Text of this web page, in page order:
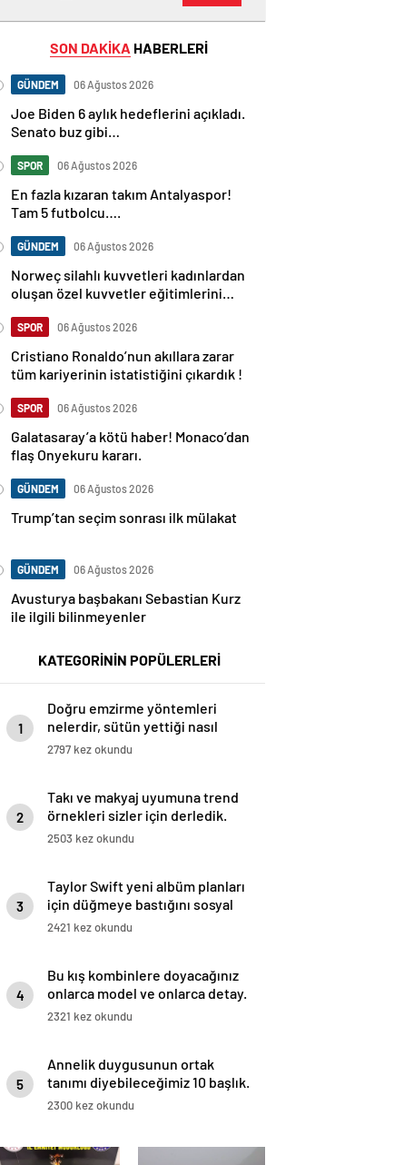
SON DAKİKA HABERLERİ
GÜNDEM 06 Ağustos 2026
Joe Biden 6 aylık hedeflerini açıkladı.
Senato buz gibi…
SPOR 06 Ağustos 2026
En fazla kızaran takım Antalyaspor!
Tam 5 futbolcu….
GÜNDEM 06 Ağustos 2026
Norweç silahlı kuvvetleri kadınlardan
oluşan özel kuvvetler eğitimlerini
SPOR 06 Ağustos 2026
Cristiano Ronaldo’nun akıllara zarar
tüm kariyerinin istatistiğini çıkardık !
SPOR 06 Ağustos 2026
Galatasaray’a kötü haber! Monaco’dan
flaş Onyekuru kararı.
GÜNDEM 06 Ağustos 2026
Trump’tan seçim sonrası ilk mülakat
GÜNDEM 06 Ağustos 2026
Avusturya başbakanı Sebastian Kurz
ile ilgili bilinmeyenler
KATEGORİNİN POPÜLERLERİ
1
Doğru emzirme yöntemleri
nelerdir, sütün yettiği nasıl
anlaşılır?
2797 kez okundu
2
Takı ve makyaj uyumuna trend
örnekleri sizler için derledik.
2503 kez okundu
3
Taylor Swift yeni albüm planları
için düğmeye bastığını sosyal
medyadan duyurdu!
2421 kez okundu
4
Bu kış kombinlere doyacağınız
onlarca model ve onlarca detay.
2321 kez okundu
5
Annelik duygusunun ortak
tanımı diyebileceğimiz 10 başlık.
2300 kez okundu